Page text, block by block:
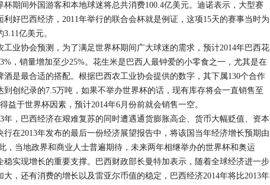
杯期间外国游客和本地球迷将总共消费100.4亿美元。迪诺表示，大型赛
利好巴西经济，2011年举行的联合会杯就是例证，这项15天的赛事当时为
亿美元。
协会预测，为了满足世界杯期间广大球迷的需求，预计2014年巴西花
，销量增加至少25%。花生米是巴西人最钟爱的小零食之一，尤其是在
酒是最合适的搭配。根据巴西农工业协会提供的数字，其下属130个合作
到创纪录的7.5万吨，如果不举办世界杯的话，现有库存将会一直销售至
益于世界杯因素，预计2014年6月份前就会销售一空。
，巴西经济在艰难复苏的同时遭遇通货膨胀高企、货币大幅贬值、资本
行在2013年发布的最后一份经济展望报告中，将该国当年经济增长预期由
，当地政界和商业人士普遍期待，未来两年相继举办的世界杯和奥运
稳实现增长的重要支撑。巴西财政部长曼特加表示，随着全球经济进一步
大，还有消费的增长以及雷亚尔币值的稳定，巴西经济2014年将比2013年